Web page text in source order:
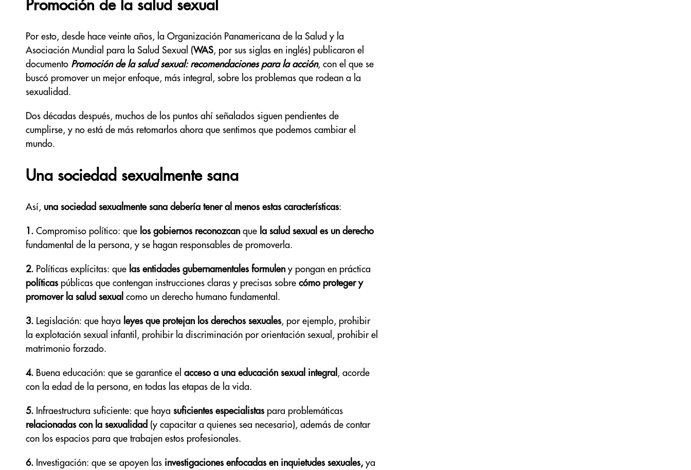
Promoción de la salud sexual
Por esto, desde hace veinte años, la Organización Panamericana de la Salud y la
Asociación Mundial para la Salud Sexual (WAS, por sus siglas en inglés) publicaron el
documento Promoción de la salud sexual: recomendaciones para la acción, con el que se
buscó promover un mejor enfoque, más integral, sobre los problemas que rodean a la
sexualidad.
Dos décadas después, muchos de los puntos ahí señalados siguen pendientes de
cumplirse, y no está de más retomarlos ahora que sentimos que podemos cambiar el
mundo.
Una sociedad sexualmente sana
Así, una sociedad sexualmente sana debería tener al menos estas características:
1. Compromiso político: que los gobiernos reconozcan que la salud sexual es un derecho
fundamental de la persona, y se hagan responsables de promoverla.
2. Políticas explícitas: que las entidades gubernamentales formulen y pongan en práctica
políticaspúblicas que contengan instrucciones claras y precisas sobre cómo proteger y
promover la salud sexual como un derecho humano fundamental.
3. Legislación: que haya leyes que protejan los derechos sexuales, por ejemplo, prohibir
la explotación sexual infantil, prohibir la discriminación por orientación sexual, prohibir el
matrimonio forzado.
4. Buena educación: que se garantice el acceso a una educación sexual integral , acorde
con la edad de la persona, en todas las etapas de la vida.
5. Infraestructura suficiente: que haya suficientes especialistaspara problemáticas
relacionadas con la sexualidad (y capacitar a quienes sea necesario), además de contar
con los espacios para que trabajen estos profesionales.
6. Investigación: que se apoyen las investigaciones enfocadas en inquietudes sexuales, ya